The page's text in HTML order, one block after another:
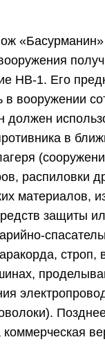
НВ-1. Его
в вооружении
в
распиловки
материалов,
защиты
строп,
коммерческая